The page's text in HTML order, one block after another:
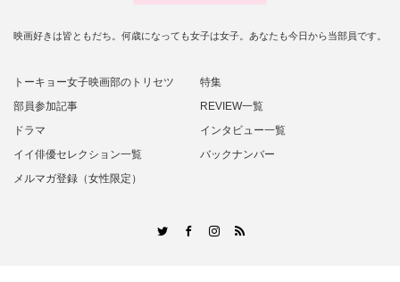
映画好きは皆ともだち。何歳になっても女子は女子。あなたも今日から当部員です。
トーキョー女子映画部のトリセツ
特集
部員参加記事
REVIEW一覧
ドラマ
インタビュー一覧
イイ俳優セレクション一覧
バックナンバー
メルマガ登録（女性限定）
TwitterFacebookInstagram
RSS